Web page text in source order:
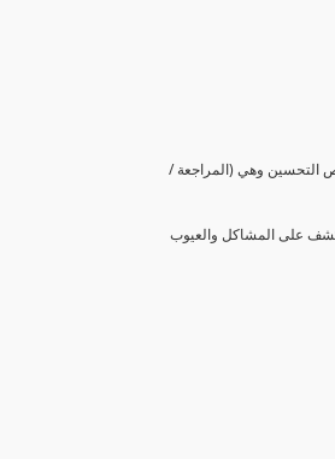
التحسين وهي (المراجعة /
على المشاكل والعيوب